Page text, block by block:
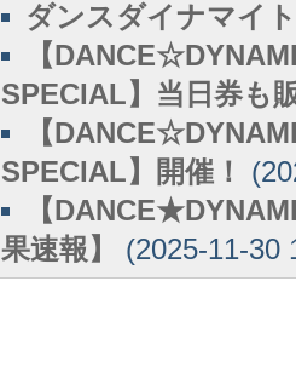
ダンスダイナマイ
【
SPECIAL】当日券も
【
SPECIAL】開催！
【
果速報】
(2025-11-30